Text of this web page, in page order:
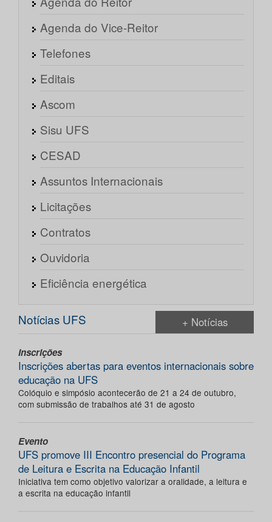
Agenda do Vice-Reitor
Telefones
Editais
Ascom
Sisu UFS
CESAD
Assuntos Internacionais
Licitações
Contratos
Ouvidoria
Eficiência energética
Notícias UFS + Notícias
Inscrições
Inscrições abertas para eventos internacionais sobre
educação na UFS
Colóquio e simpósio acontecerão de 21 a 24 de outubro,
com submissão de trabalhos até 31 de agosto
Evento
UFS promove III Encontro presencial do Programa
de Leitura e Escrita na Educação Infantil
Iniciativa tem como objetivo valorizar a oralidade, a leitura e
a escrita na educação infantil